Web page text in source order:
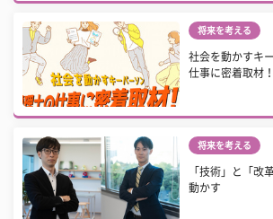
将来を考える
社会を動かすキ
仕事に密着取材！
将来を考える
「技術」と「改
動かす